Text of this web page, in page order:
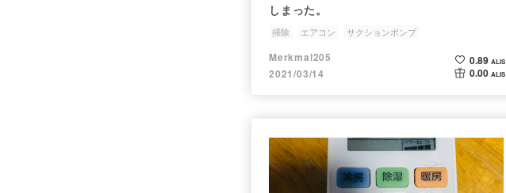
しまった。
掃除 エアコン サクションポンプ
Merkmal205
2021/03/14
0.89 ALIS
0.00 ALIS